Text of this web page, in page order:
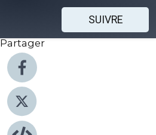
SUIVRE
Partager